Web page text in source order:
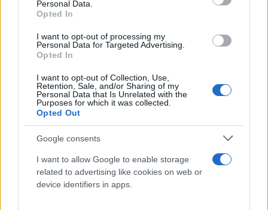
Personal Data.
Opted In
I want to opt-out of processing my
Personal Data for Targeted Advertising.
Opted In
I want to opt-out of Collection, Use,
Retention, Sale, and/or Sharing of my
Personal Data that Is Unrelated with the
Purposes for which it was collected.
Opted Out
Google consents
I want to allow Google to enable storage
related to advertising like cookies on web or
device identifiers in apps.
Πωλήτρια σε βρετανικό αεροδρόμιο η 46χρονη
που κατηγορείται για την υπόθεση της Marfin
06.08.2026